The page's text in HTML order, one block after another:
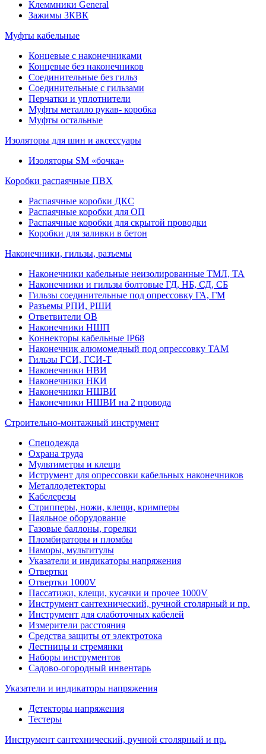
Клеммники General
Зажимы 3КВК
Муфты кабельные
Концевые с наконечниками
Концевые без наконечников
Соединительные без гильз
Соединительные с гильзами
Перчатки и уплотнители
Муфты металло рукав- коробка
Муфты остальные
Изоляторы для шин и аксессуары
Изоляторы SM «бочка»
Коробки распаячные ПВХ
Распаячные коробки ДКС
Распаячные коробки для ОП
Распаячные коробки для скрытой проводки
Коробки для заливки в бетон
Наконечники, гильзы, разъемы
Наконечники кабельные неизолированные ТМЛ, ТА
Наконечники и гильзы болтовые ГД, НБ, СД, СБ
Гильзы соединительные под опрессовку ГА, ГМ
Разъемы РПИ, РШИ
Ответвители ОВ
Наконечники НШП
Коннекторы кабельные IP68
Наконечник алюмомедный под опрессовку ТАМ
Гильзы ГСИ, ГСИ-Т
Наконечники НВИ
Наконечники НКИ
Наконечники НШВИ
Наконечники НШВИ на 2 провода
Строительно-монтажный инструмент
Спецодежда
Охрана труда
Мультиметры и клещи
Иструмент для опрессовки кабельных наконечников
Металлодетекторы
Кабелерезы
Стрипперы, ножи, клещи, кримперы
Паяльное оборудование
Газовые баллоны, горелки
Пломбираторы и пломбы
Наморы, мультитулы
Указатели и индикаторы напряжения
Отвертки
Отвертки 1000V
Пассатижи, клещи, кусачки и прочее 1000V
Инструмент сантехнический, ручной столярный и пр.
Инструмент для слаботочных кабелей
Измерители расстояния
Средства защиты от электротока
Лестницы и стремянки
Наборы инструментов
Садово-огородный инвентарь
Указатели и индикаторы напряжения
Детекторы напряжения
Тестеры
Инструмент сантехнический, ручной столярный и пр.